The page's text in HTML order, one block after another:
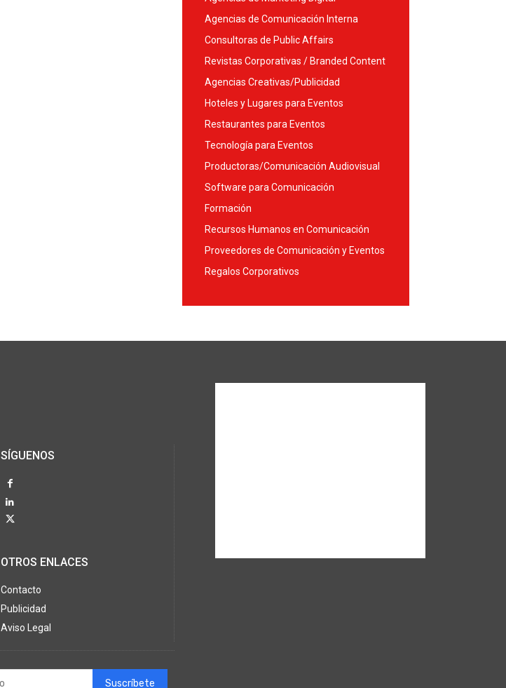
Agencias de Comunicación Interna
Consultoras de Public Affairs
Revistas Corporativas / Branded Content
Agencias Creativas/Publicidad
Hoteles y Lugares para Eventos
Restaurantes para Eventos
Tecnología para Eventos
Productoras/Comunicación Audiovisual
Software para Comunicación
Formación
Recursos Humanos en Comunicación
Proveedores de Comunicación y Eventos
Regalos Corporativos
SÍGUENOS
OTROS ENLACES
Contacto
Publicidad
Aviso Legal
Suscríbete